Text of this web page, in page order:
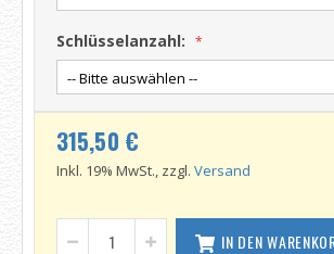
Schlüsselanzahl:
315,50 €
Inkl. 19% MwSt., zzgl. Versand
IN DEN